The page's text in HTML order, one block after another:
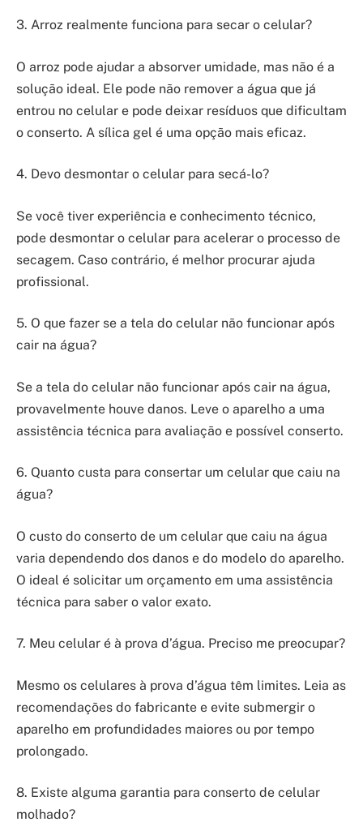
3. Arroz realmente funciona para secar o celular?
O arroz pode ajudar a absorver umidade, mas não é a
solução ideal. Ele pode não remover a água que já
entrou no celular e pode deixar resíduos que dificultam
o conserto. A sílica gel é uma opção mais eficaz.
4. Devo desmontar o celular para secá-lo?
Se você tiver experiência e conhecimento técnico,
pode desmontar o celular para acelerar o processo de
secagem. Caso contrário, é melhor procurar ajuda
profissional.
5. O que fazer se a tela do celular não funcionar após
cair na água?
Se a tela do celular não funcionar após cair na água,
provavelmente houve danos. Leve o aparelho a uma
assistência técnica para avaliação e possível conserto.
6. Quanto custa para consertar um celular que caiu na
água?
O custo do conserto de um celular que caiu na água
varia dependendo dos danos e do modelo do aparelho.
O ideal é solicitar um orçamento em uma assistência
técnica para saber o valor exato.
7. Meu celular é à prova d’água. Preciso me preocupar?
Mesmo os celulares à prova d’água têm limites. Leia as
recomendações do fabricante e evite submergir o
aparelho em profundidades maiores ou por tempo
prolongado.
8. Existe alguma garantia para conserto de celular
molhado?